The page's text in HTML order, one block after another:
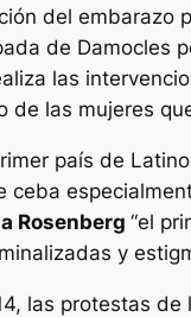
del embarazo
de Damocles
las
de las mujeres
país de
Rosenberg “el
y
las protestas